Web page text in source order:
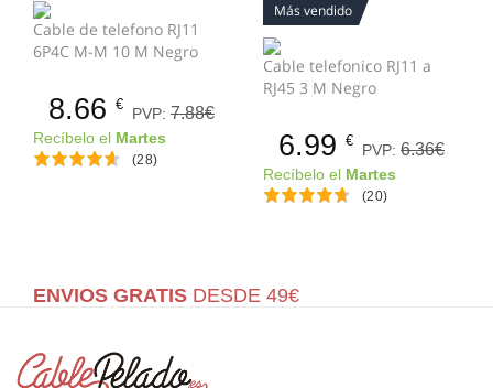
Cable de telefono RJ11
6P4C M-M 10 M Negro
8.66 €
PVP: 7.88€
Recíbelo el Martes
(28)
Más vendido
Cable telefonico RJ11 a
RJ45 3 M Negro
6.99 €
PVP: 6.36€
Recíbelo el Martes
(20)
ENVIOS GRATIS DESDE 49€